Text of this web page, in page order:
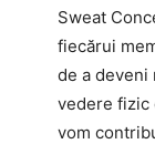
Sweat
fiecărui
de a deveni
vedere fizic
vom